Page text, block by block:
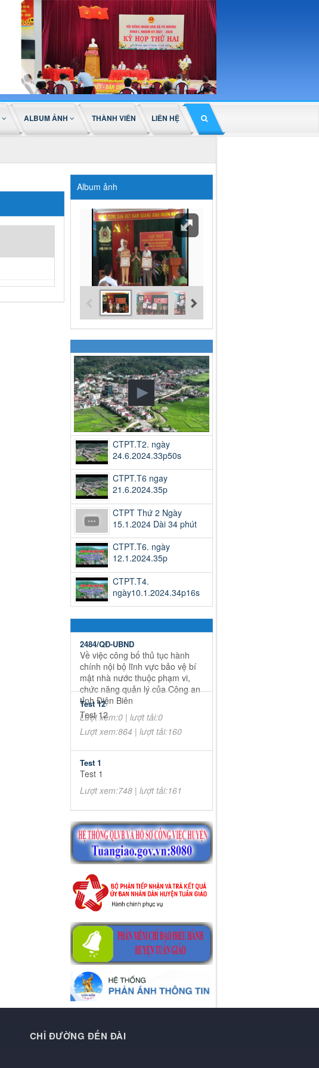
ALBUM ẢNH THÀNH VIÊN LIÊN HỆ
Album ảnh
CTPT.T2. ngày
24.6.2024.33p50s
CTPT.T6 ngay
21.6.2024.35p
CTPT Thứ 2 Ngày
15.1.2024 Dài 34 phút
CTPT.T6. ngày
12.1.2024.35p
CTPT.T4.
ngày10.1.2024.34p16s
2484/QĐ-UBND
Về việc công bố thủ tục hành
chính nội bộ lĩnh vực bảo vệ bí
mật nhà nước thuộc phạm vi,
chức năng quản lý của Công an
tỉnh Điện Biên
Lượt xem:0 | lượt tải:0
Test 12
Test 12
Lượt xem:864 | lượt tải:160
Test 1
Test 1
Lượt xem:748 | lượt tải:161
CHỈ ĐƯỜNG ĐẾN ĐÀI